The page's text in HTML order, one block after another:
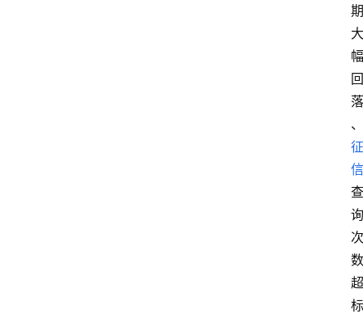
期
大
幅
回
落
、
征
信
查
询
次
数
超
标